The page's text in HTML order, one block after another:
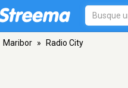
Maribor » Radio City